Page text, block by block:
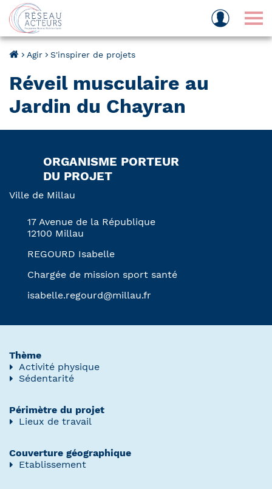
Agir S'inspirer de projets
Réveil musculaire au
Jardin du Chayran
ORGANISME PORTEUR
DU PROJET
Ville de Millau
17 Avenue de la République
12100 Millau
REGOURD Isabelle
Chargée de mission sport santé
isabelle.regourd@millau.fr
Thème
Activité physique
Sédentarité
Périmètre du projet
Lieux de travail
Couverture géographique
Etablissement